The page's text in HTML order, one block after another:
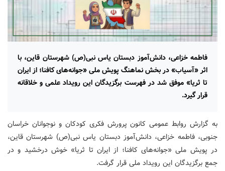
فاطمه خزاعی، دانش‌آموز دبستان یاس نبی(ص) شهرستان قاین، با
اثر «آسیاب» در بخش نماهنگ پویش ملی «جوانه‌های کافنا؛ از ایران
تا ثریا» موفق شد در فهرست برگزیدگان این رویداد علمی و خلاقانه
قرار گیرد.
به گزارش روابط عمومی کانون پرورش فکری کودکان و نوجوانان خراسان
جنوبی، فاطمه خزاعی، دانش‌آموز دبستان یاس نبی(ص) شهرستان قاین،
در پویش ملی «جوانه‌های کافنا؛ از ایران تا ثریا» خوش درخشید و در
جمع برگزیدگان این رویداد ملی قرار گرفت.